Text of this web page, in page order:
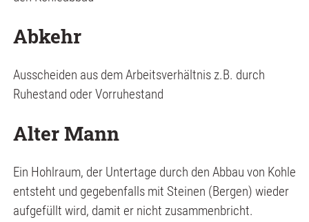
Abkehr
Ausscheiden aus dem Arbeitsverhältnis z.B. durch
Ruhestand oder Vorruhestand
Alter Mann
Ein Hohlraum, der Untertage durch den Abbau von Kohle
entsteht und gegebenfalls mit Steinen (Bergen) wieder
aufgefüllt wird, damit er nicht zusammenbricht.